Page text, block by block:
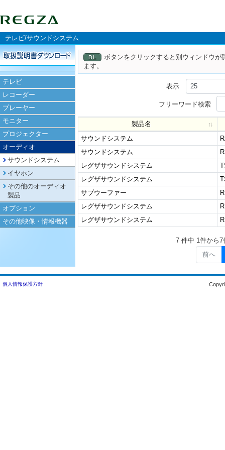
テレビ/サウンドシステム
テレビ
レコーダー
プレーヤー
モニター
プロジェクター
オーディオ
サウンドシステム
イヤホン
その他のオーディオ
製品
オプション
その他映像・情報機器
ボタンをクリックすると別ウィンドウ
ます。
表示
フリーワード検索
製品名
サウンドシステム
サウンドシステム
レグザサウンドシステム
レグザサウンドシステム
サブウーファー
レグザサウンドシステム
レグザサウンドシステム
7 件中 1件から
前へ
個人情報保護方針